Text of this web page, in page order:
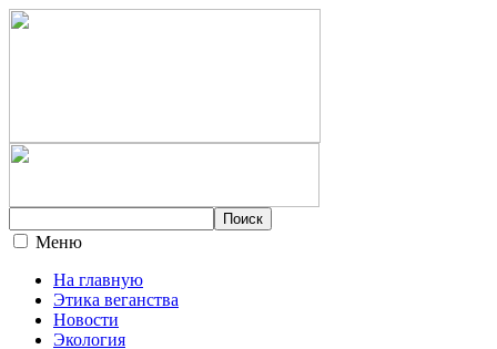
Меню
На главную
Этика веганства
Новости
Экология